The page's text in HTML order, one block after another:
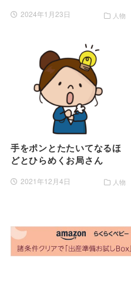
2024年1月23日 人物
手をポンとたたいてなるほ
どとひらめくお局さん
2021年12月4日 人物